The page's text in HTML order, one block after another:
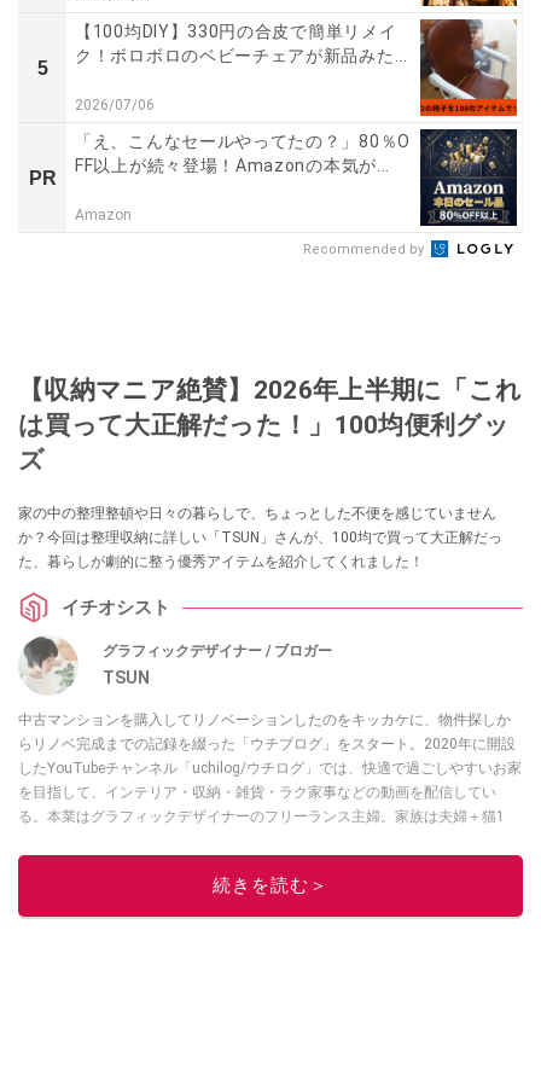
5
【100均DIY】330円の合皮で簡単リメイ
ク！ボロボロのベビーチェアが新品みた...
2026/07/06
PR
「え、こんなセールやってたの？」80％O
FF以上が続々登場！Amazonの本気が...
Amazon
Recommended by
【収納マニア絶賛】2026年上半期に「これ
は買って大正解だった！」100均便利グッ
ズ
家の中の整理整頓や日々の暮らしで、ちょっとした不便を感じていません
か？今回は整理収納に詳しい「TSUN」さんが、100均で買って大正解だっ
た、暮らしが劇的に整う優秀アイテムを紹介してくれました！
イチオシスト
グラフィックデザイナー / ブロガー
TSUN
中古マンションを購入してリノベーションしたのをキッカケに、物件探しか
らリノベ完成までの記録を綴った「ウチブログ」をスタート。2020年に開設
したYouTubeチャンネル「uchilog/ウチログ」では、快適で過ごしやすいお家
を目指して、インテリア・収納・雑貨・ラク家事などの動画を配信してい
る。本業はグラフィックデザイナーのフリーランス主婦。家族は夫婦＋猫1
ノベ人気事例1位
続きを読む＞